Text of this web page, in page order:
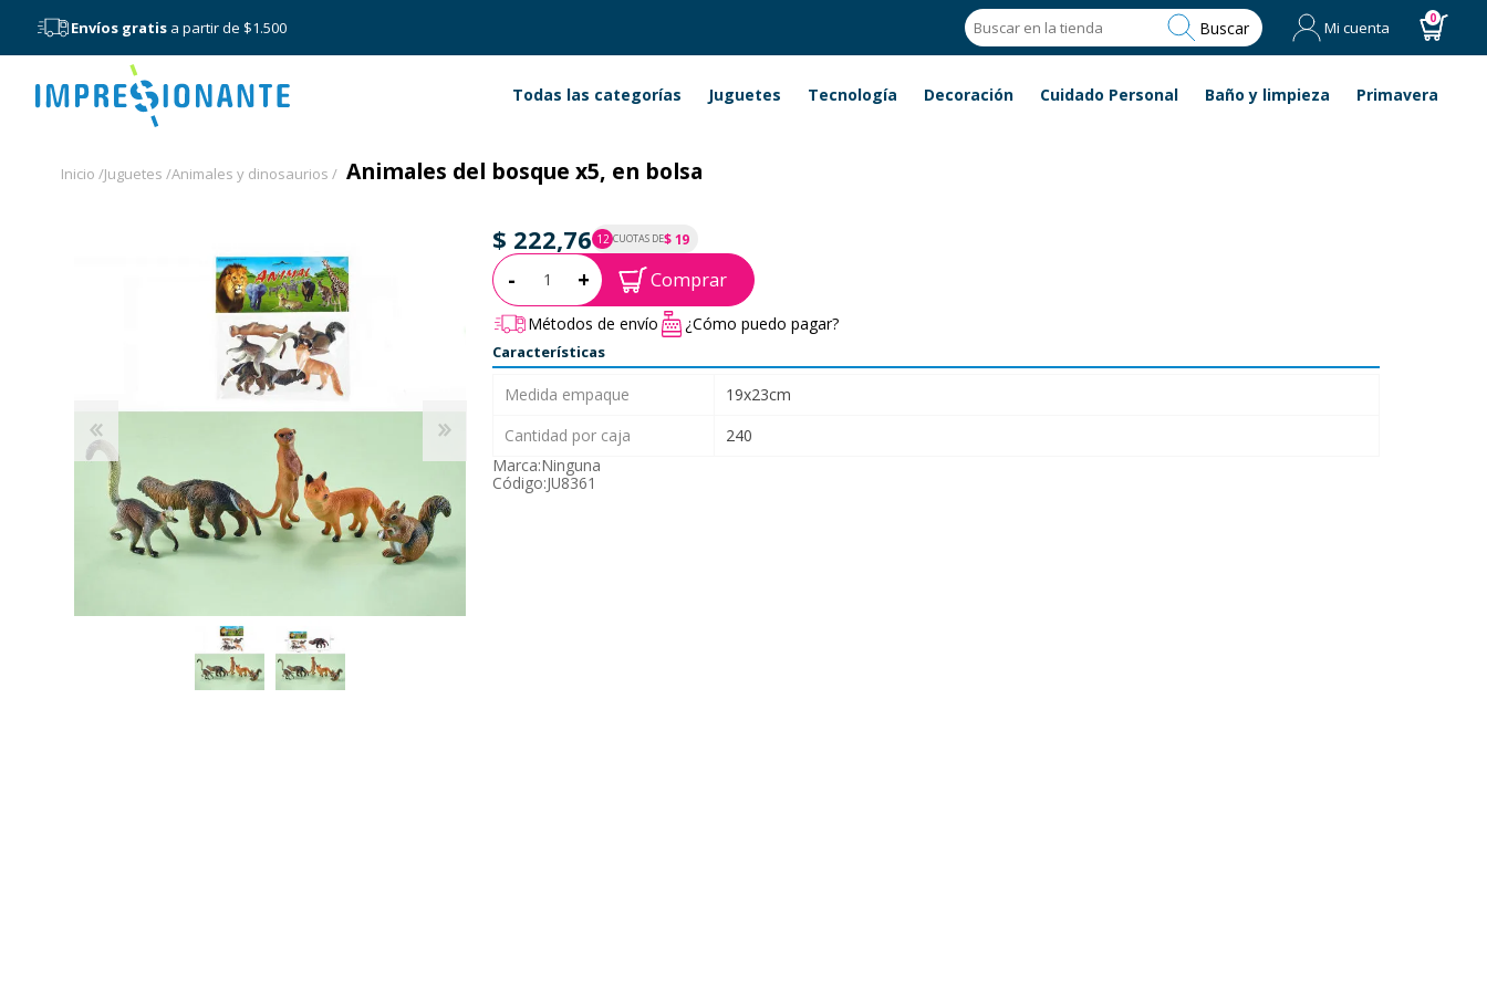
Envíos gratis a partir de $1.500 Buscar Mi cuenta 0
Menú Todas las categorías Juguetes Tecnología Decoración Cuidado Personal Baño y limpieza Primavera
Inicio /Juguetes /Animales y dinosaurios / Animales del bosque x5, en bolsa
$ 222,76 12 CUOTAS DE$ 19
P.T.F. $ 223
Cantidad:
- + Comprar
Métodos de envío ¿Cómo puedo pagar?
Características
Medida empaque
19x23cm
Cantidad por caja
240
Marca:Ninguna
Código:JU8361